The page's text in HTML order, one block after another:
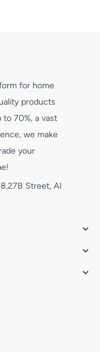
for home
products
70%, a vast
we make
your
Street, Al